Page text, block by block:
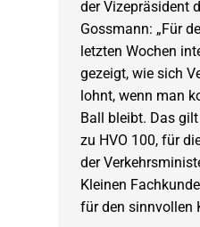
der Vizepräsident
Gossmann: „Für
letzten Wochen
gezeigt, wie sich
lohnt, wenn man
Ball bleibt. Das
zu HVO 100, für
der
Kleinen
für den sinnvollen